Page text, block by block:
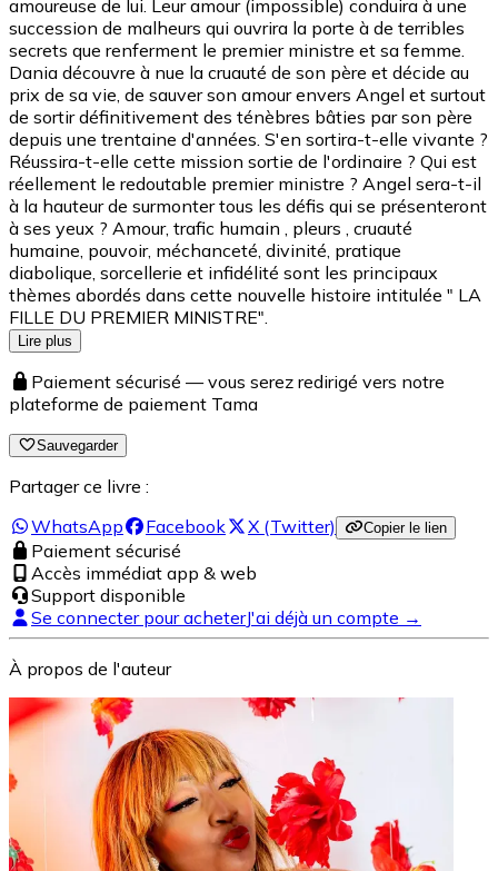
amoureuse de lui. Leur amour (impossible) conduira à une
succession de malheurs qui ouvrira la porte à de terribles
secrets que renferment le premier ministre et sa femme.
Dania découvre à nue la cruauté de son père et décide au
prix de sa vie, de sauver son amour envers Angel et surtout
de sortir définitivement des ténèbres bâties par son père
depuis une trentaine d'années. S'en sortira-t-elle vivante ?
Réussira-t-elle cette mission sortie de l'ordinaire ? Qui est
réellement le redoutable premier ministre ? Angel sera-t-il
à la hauteur de surmonter tous les défis qui se présenteront
à ses yeux ? Amour, trafic humain , pleurs , cruauté
humaine, pouvoir, méchanceté, divinité, pratique
diabolique, sorcellerie et infidélité sont les principaux
thèmes abordés dans cette nouvelle histoire intitulée " LA
FILLE DU PREMIER MINISTRE".
Lire plus
Paiement sécurisé — vous serez redirigé vers notre
plateforme de paiement Tama
Sauvegarder
Partager ce livre :
WhatsApp
Facebook X (Twitter) Copier le lien
Paiement sécurisé
Accès immédiat app & web
Support disponible
Se connecter pour acheterJ'ai déjà un compte →
À propos de l'auteur